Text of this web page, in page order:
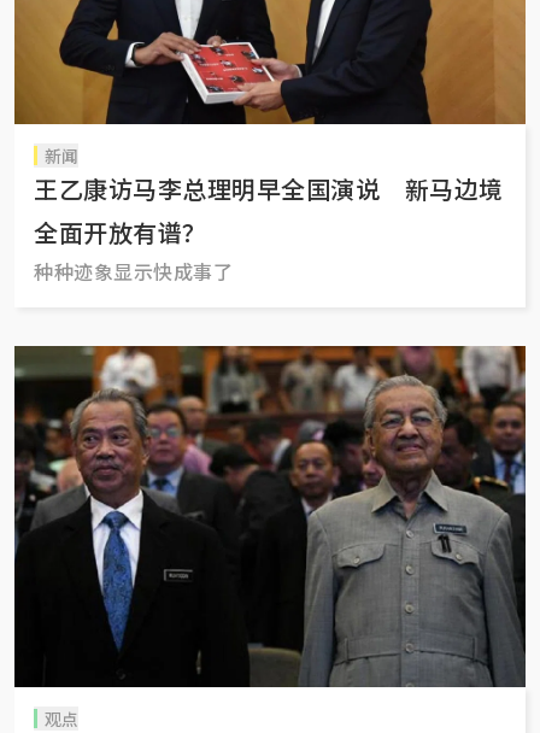
新闻
王乙康访马李总理明早全国演说 新马边境
全面开放有谱？
种种迹象显示快成事了
观点